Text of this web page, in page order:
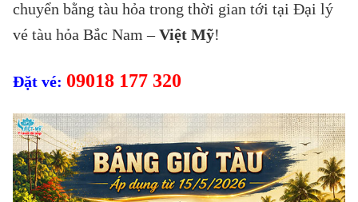
chuyển bằng tàu hỏa trong thời gian tới tại Đại lý
vé tàu hỏa Bắc Nam –Việt Mỹ!
Đặt vé: 09018 177 320